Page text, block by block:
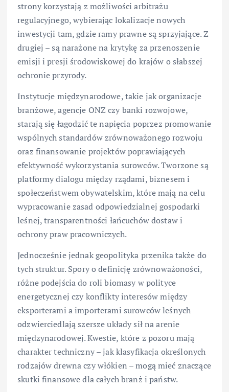
strony korzystają z możliwości arbitrażu
regulacyjnego, wybierając lokalizacje nowych
inwestycji tam, gdzie ramy prawne są sprzyjające. Z
drugiej – są narażone na krytykę za przenoszenie
emisji i presji środowiskowej do krajów o słabszej
ochronie przyrody.
Instytucje międzynarodowe, takie jak organizacje
branżowe, agencje ONZ czy banki rozwojowe,
starają się łagodzić te napięcia poprzez promowanie
wspólnych standardów zrównoważonego rozwoju
oraz finansowanie projektów poprawiających
efektywność wykorzystania surowców. Tworzone są
platformy dialogu między rządami, biznesem i
społeczeństwem obywatelskim, które mają na celu
wypracowanie zasad odpowiedzialnej gospodarki
leśnej, transparentności łańcuchów dostaw i
ochrony praw pracowniczych.
Jednocześnie jednak geopolityka przenika także do
tych struktur. Spory o definicję zrównoważoności,
różne podejścia do roli biomasy w polityce
energetycznej czy konflikty interesów między
eksporterami a importerami surowców leśnych
odzwierciedlają szersze układy sił na arenie
międzynarodowej. Kwestie, które z pozoru mają
charakter techniczny – jak klasyfikacja określonych
rodzajów drewna czy włókien – mogą mieć znaczące
skutki finansowe dla całych branż i państw.